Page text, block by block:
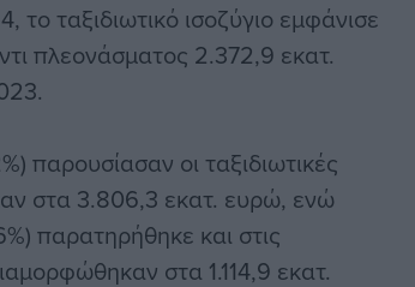
ταξιδιωτικό ισοζύγιο εμφάνισε
πλεονάσματος 2.372,9 εκατ.
παρουσίασαν οι ταξιδιωτικές
στα 3.806,3 εκατ. ευρώ, ενώ
παρατηρήθηκε και στις
στα 1.114,9 εκατ.